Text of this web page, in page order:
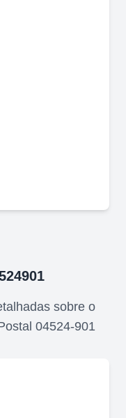
sobre o
04524-901